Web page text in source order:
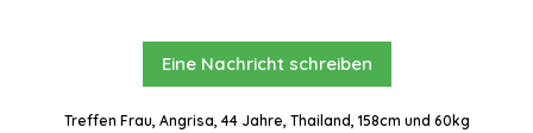
Eine Nachricht schreiben
Treffen Frau, Angrisa, 44 Jahre, Thailand, 158cm und 60kg